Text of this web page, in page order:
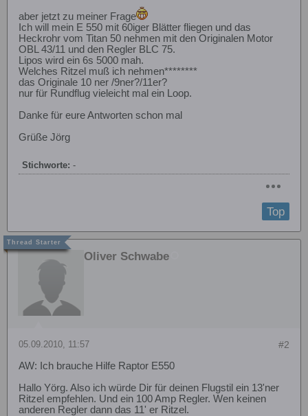
aber jetzt zu meiner Frage
Ich will mein E 550 mit 60iger Blätter fliegen und das
Heckrohr vom Titan 50 nehmen mit den Originalen Motor
OBL 43/11 und den Regler BLC 75.
Lipos wird ein 6s 5000 mah.
Welches Ritzel muß ich nehmen********
das Originale 10 ner /9ner?/11er?
nur für Rundflug vieleicht mal ein Loop.
Danke für eure Antworten schon mal
Grüße Jörg
Stichworte: -
Top
Oliver Schwabe
#2
05.09.2010, 11:57
AW: Ich brauche Hilfe Raptor E550
Hallo Yörg. Also ich würde Dir für deinen Flugstil ein 13'ner
Ritzel empfehlen. Und ein 100 Amp Regler. Wen keinen
anderen Regler dann das 11' er Ritzel.